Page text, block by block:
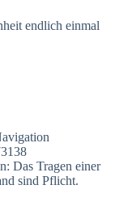
endlich einmal
Das Tragen einer
sind Pflicht.